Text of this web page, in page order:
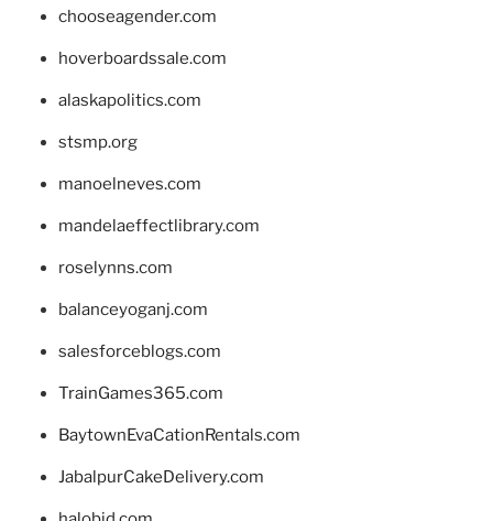
chooseagender.com
hoverboardssale.com
alaskapolitics.com
stsmp.org
manoelneves.com
mandelaeffectlibrary.com
roselynns.com
balanceyoganj.com
salesforceblogs.com
TrainGames365.com
BaytownEvaCationRentals.com
JabalpurCakeDelivery.com